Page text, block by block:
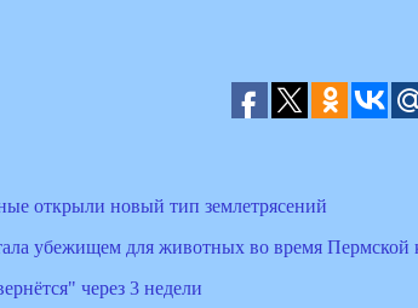
открыли новый тип землетрясений
убежищем для животных во время Пермской
через 3 недели